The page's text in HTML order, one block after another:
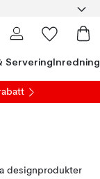
ServeringInredning
designprodukter